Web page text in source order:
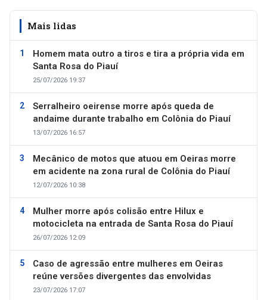
Mais lidas
Homem mata outro a tiros e tira a própria vida em
Santa Rosa do Piauí
25/07/2026 19:37
Serralheiro oeirense morre após queda de
andaime durante trabalho em Colônia do Piauí
13/07/2026 16:57
Mecânico de motos que atuou em Oeiras morre
em acidente na zona rural de Colônia do Piauí
12/07/2026 10:38
Mulher morre após colisão entre Hilux e
motocicleta na entrada de Santa Rosa do Piauí
26/07/2026 12:09
Caso de agressão entre mulheres em Oeiras
reúne versões divergentes das envolvidas
23/07/2026 17:07